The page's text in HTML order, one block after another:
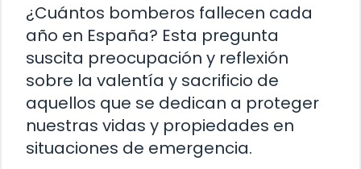
¿Cuántos bomberos fallecen cada
año en España? Esta pregunta
suscita preocupación y reflexión
sobre la valentía y sacrificio de
aquellos que se dedican a proteger
nuestras vidas y propiedades en
situaciones de emergencia.